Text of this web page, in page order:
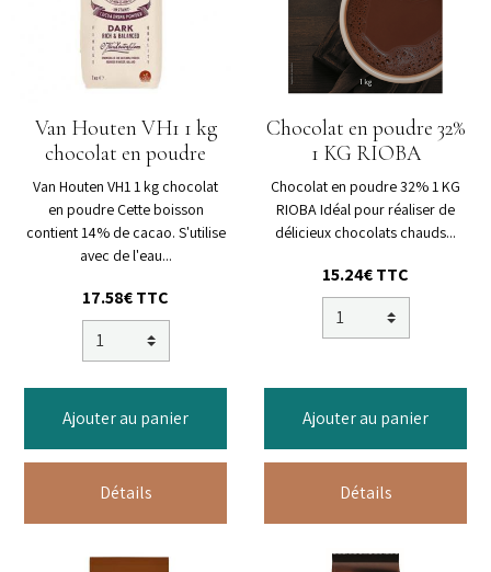
Van Houten VH1 1 kg
chocolat en poudre
Van Houten VH1 1 kg chocolat
en poudre Cette boisson
contient 14% de cacao. S'utilise
avec de l'eau...
17.58€ TTC
Ajouter au panier
Détails
Chocolat en poudre 32%
1 KG RIOBA
Chocolat en poudre 32% 1 KG
RIOBA Idéal pour réaliser de
délicieux chocolats chauds...
15.24€ TTC
Ajouter au panier
Détails